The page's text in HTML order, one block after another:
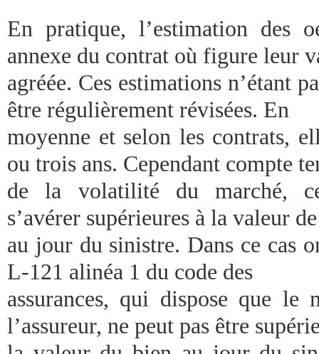
En pratique, l’estimation des
annexe du contrat où figure leur
agréée. Ces estimations n’étant
être régulièrement révisées. En
moyenne et selon les contrats,
ou trois ans. Cependant compte
de la volatilité du marché,
s’avérer supérieures à la valeur
au jour du sinistre. Dans ce cas
L-121 alinéa 1 du code des
assurances, qui dispose que le
l’assureur, ne peut pas être